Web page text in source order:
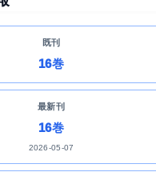
既刊
16巻
最新刊
16巻
2026-05-07